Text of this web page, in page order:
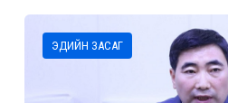
ЭДИЙН ЗАСАГ